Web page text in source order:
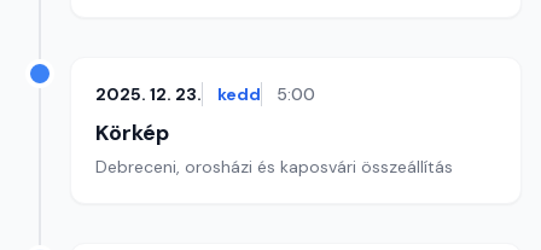
2025. 12. 23. kedd 5:00
Körkép
Debreceni, orosházi és kaposvári összeállítás